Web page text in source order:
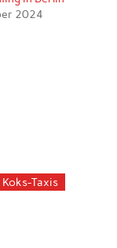
2024
Koks-Taxis